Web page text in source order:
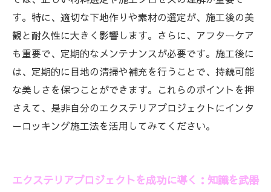
す。特に、適切な下地作りや素材の選定が、施工後の美
観と耐久性に大きく影響します。さらに、アフターケア
も重要で、定期的なメンテナンスが必要です。施工後に
は、定期的に目地の清掃や補充を行うことで、持続可能
な美しさを保つことができます。これらのポイントを押
さえて、是非自分のエクステリアプロジェクトにインタ
ーロッキング施工法を活用してみてください。
エクステリアプロジェクトを成功に導く：知識を武器